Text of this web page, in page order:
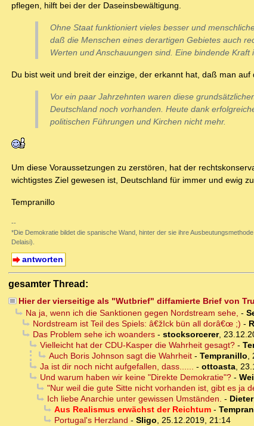
pflegen, hilft bei der der Daseinsbewältigung.
Ohne Staat funktioniert vieles besser und
daß die Menschen eines derartigen Gebietes auch
Werten und Anschauungen sind. Eine bindende Kraft
Du bist weit und breit der einzige, der erkannt hat, daß man
Vor ein paar Jahrzehnten waren diese
Deutschland noch vorhanden. Heute dank
politischen Führungen und Kirchen nicht mehr.
Um diese Voraussetzungen zu zerstören, hat der
wichtigstes Ziel gewesen ist, Deutschland für immer und ewig
Tempranillo
--
*Die Demokratie bildet die spanische Wand, hinter der sie ihre
Delaisi).
antworten
gesamter Thread:
Hier der vierseitige als "Wutbrief" diffamierte Brief von
Na ja, wenn ich die Sanktionen gegen Nordstream sehe, -
Nordstream ist Teil des Spiels: â€žIck bün all dorâ€œ ;) -
Das Problem sehe ich woanders- stocksorcerer,
Vielleicht hat der CDU-Kasper die Wahrheit gesagt?-
Auch Boris Johnson sagt die Wahrheit- Tempranillo
Ja ist dir noch nicht aufgefallen, dass......
- ottoasta,
Und warum haben wir keine "Direkte Demokratie"?-
"Nur weil die gute Sitte nicht vorhanden ist, gibt es ja
Ich liebe Anarchie unter gewissen Umständen. - Dieter,
Aus Realismus erwächst der Reichtum-
Portugal's Herzland - Sligo 25.12.2019, 21:14